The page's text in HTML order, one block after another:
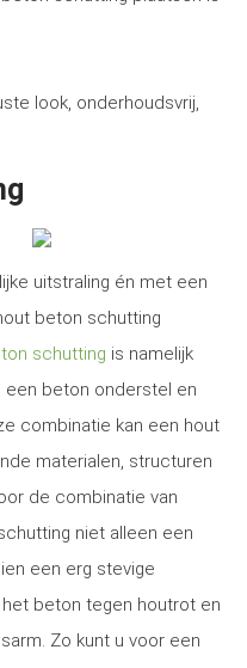
look, onderhoudsvrij,
uitstraling én met een
beton schutting
schutting is namelijk
een beton onderstel en
combinatie kan een hout
materialen, structuren
de combinatie van
niet alleen een
een erg stevige
beton tegen houtrot en
Zo kunt u voor een